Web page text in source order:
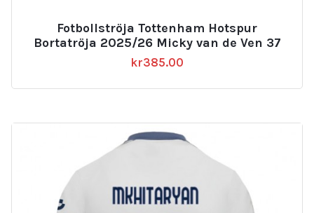
Fotbollströja Tottenham Hotspur
Bortatröja 2025/26 Micky van de Ven 37
kr385.00